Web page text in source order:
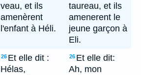
veau, et ils
amenèrent
l'enfant à Héli.
taureau, et ils
amenerent le
jeune garçon à
Eli.
26 Et elle dit :
Hélas,
26 Et elle dit:
Ah, mon